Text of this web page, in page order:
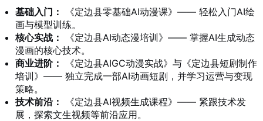
基础入门：
《定边县零基础AI动漫课》—— 轻松入门AI绘
画与模型训练。
核心实战：
《定边县AI动态漫培训》—— 掌握AI生成动态
漫画的核心技术。
商业进阶：
《定边县AIGC动漫实战》与《定边县短剧制作
培训》—— 独立完成一部AI动画短剧，并学习运营与变现
策略。
技术前沿：
《定边县AI视频生成课程》—— 紧跟技术发
展，探索文生视频等前沿应用。